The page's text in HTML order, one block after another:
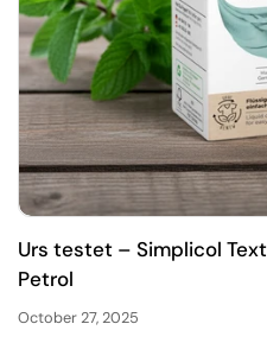
Urs testet – Simplicol
Petrol
October 27, 2025